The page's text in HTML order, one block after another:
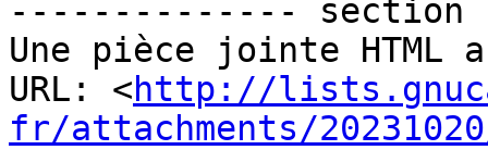
-------------- section
Une pièce jointe
URL: <http://
fr/attachments/